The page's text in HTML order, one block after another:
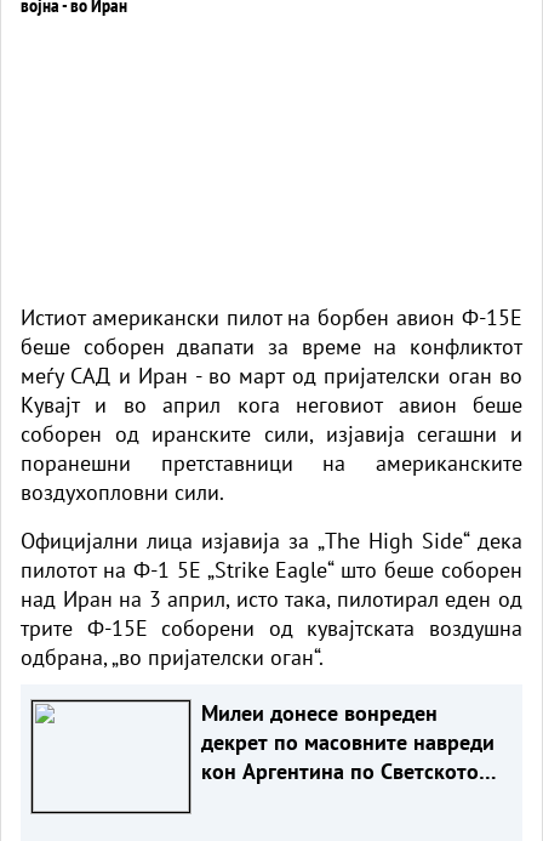
Истиот американски пилот на борбен авион Ф-15Е
беше соборен двапати за време на конфликтот
меѓу САД и Иран - во март од пријателски оган во
Кувајт и во април кога неговиот авион беше
соборен од иранските сили, изјавија сегашни и
поранешни претставници на американските
воздухопловни сили.
Официјални лица изјавија за „The High Side“ дека
пилотот на Ф-1 5Е „Strike Eagle“ што беше соборен
над Иран на 3 април, исто така, пилотирал еден од
трите Ф-15Е соборени од кувајтската воздушна
одбрана, „во пријателски оган“.
Милеи донесе вонреден
декрет по масовните навреди
кон Аргентина по Светското